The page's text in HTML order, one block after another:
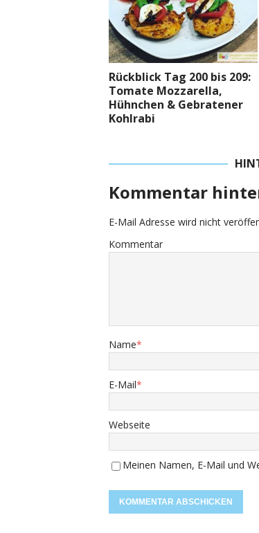
Rückblick Tag 200 bis 209:
Tomate Mozzarella,
Hühnchen & Gebratener
Kohlrabi
Kommentar
E-Mail Adresse wird nicht
Kommentar
Name*
E-Mail*
Webseite
Meinen Namen, E-Mail und